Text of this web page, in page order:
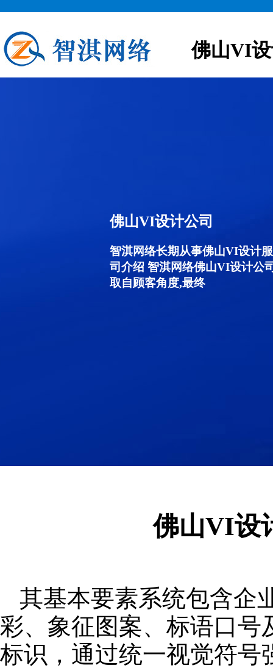
佛山VI
佛山VI设计公司
智淇网络长期从事佛山VI设计
司介绍 智淇网络佛山VI设计公
取自顾客角度,最终
佛山VI设
其基本要素系统包含企
彩、象征图案、标语口号
标识，通过统一视觉符号